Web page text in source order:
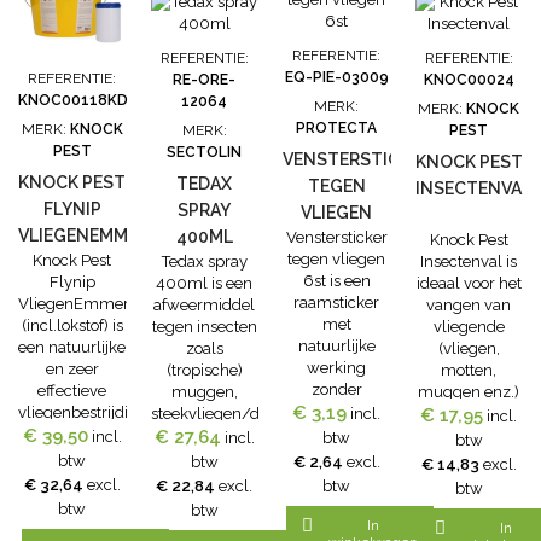
komen?! Dat
kan met de
Resoluut
FlyNip
natuurlijke
barrière tegen
de meeste...
REFERENTIE:
KNOC00118KD
MERK: KNOCK
PEST
KNOCK PEST
FLYNIP
VLIEGENEMMER
(INCL.LOKSTOF)
Knock Pest
Flynip
VliegenEmmer
(incl.lokstof) is
een natuurlijke
en zeer
effectieve
vliegenbestrijding.
Vliegen zijn
veroorzakers
van irritaties
en stress bij
€ 39,50 incl.
btw
€ 32,64 excl.
btw
REFERENTIE:
RE-ORE-
12064
MERK:
SECTOLIN
TEDAX
SPRAY
400ML
Tedax spray
400ml is een
afweermiddel
tegen insecten
zoals
(tropische)
muggen,
steekvliegen/dazen,
stalvliegen en
teken. De
tedax spray
400ml is
€ 27,64 incl.
btw
€ 22,84 excl.
btw
REFERENTIE:
EQ-PIE-03009
MERK:
PROTECTA
VENSTERSTICKER
TEGEN
VLIEGEN
6ST
Venstersticker
tegen vliegen
6st is een
raamsticker
met
natuurlijke
werking
zonder
insecticide.
Venstersticker
tegen vliegen
is een
plakstrip voor
€ 3,19 incl.
btw
€ 2,64 excl.
btw

In
REFERENTIE:
KNOC00024
MERK:KNOCK
PEST
KNOCK PEST
INSECTENVAL
Knock Pest
Insectenval is
ideaal voor het
vangen van
vliegende
(vliegen,
motten,
muggen enz.)
en kruipende
insecten
(vlooien,
papier- en
enz.). De
€ 17,95 incl.
btw
€ 14,83 excl.
btw

In